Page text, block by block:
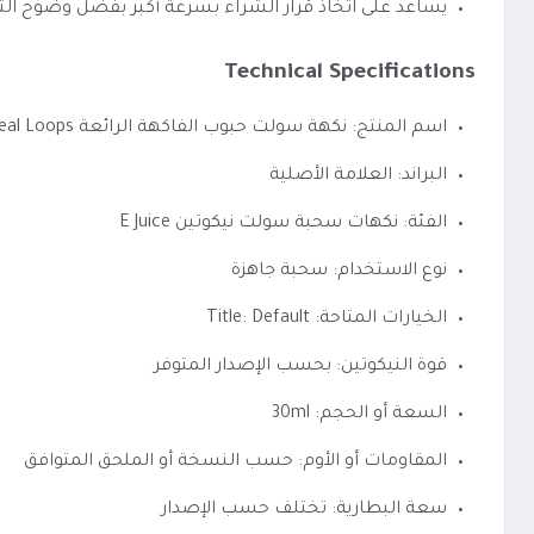
يساعد على اتخاذ قرار الشراء بسرعة أكبر بفضل وضوح
Technical Specifications
اسم المنتج: نكهة سولت حبوب الفاكهة الرائعة Eonsmoke Cereal Loops
البراند: العلامة الأصلية
الفئة: نكهات سحبة سولت نيكوتين E Juice
نوع الاستخدام: سحبة جاهزة
الخيارات المتاحة: Title: Default
قوة النيكوتين: بحسب الإصدار المتوفر
السعة أو الحجم: 30ml
المقاومات أو الأوم: حسب النسخة أو الملحق المتوافق
سعة البطارية: تختلف حسب الإصدار